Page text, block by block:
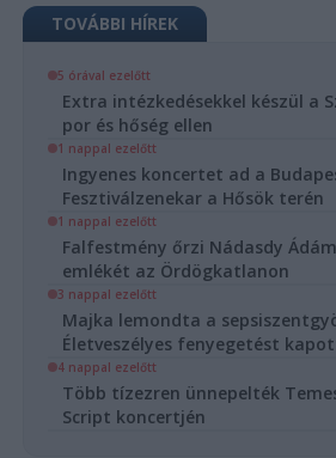
TOVÁBBI HÍREK
5 órával ezelőtt
Extra intézkedésekkel készül a
por és hőség ellen
1 nappal ezelőtt
Ingyenes koncertet ad a
Fesztiválzenekar a Hősök terén
1 nappal ezelőtt
Falfestmény őrzi Nádasdy
emlékét az Ördögkatlanon
3 nappal ezelőtt
Majka lemondta a
Életveszélyes fenyegetést
4 nappal ezelőtt
Több tízezren ünnepelték
Script koncertjén